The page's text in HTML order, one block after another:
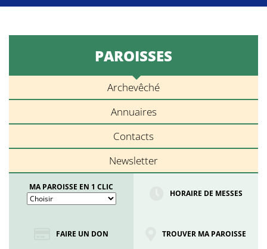
PAROISSES
Archevêché
Annuaires
Contacts
Newsletter
MA PAROISSE EN 1 CLIC
HORAIRE DE MESSES
FAIRE UN DON TROUVER MA PAROISSE